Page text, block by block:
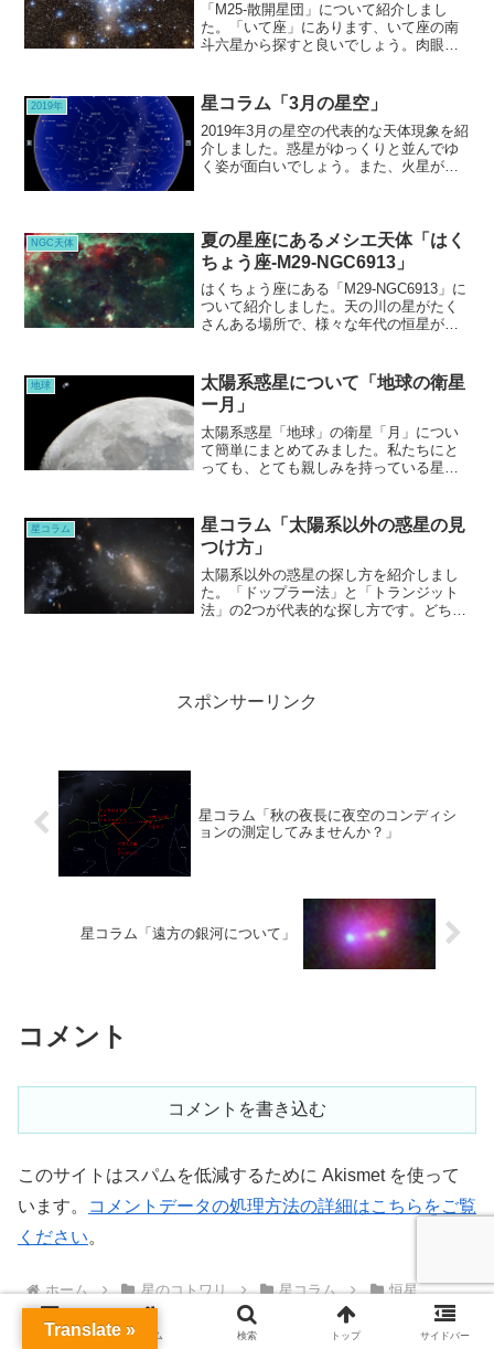
「M25-散開星団」について紹介しまし
た。「いて座」にあります、いて座の南
斗六星から探すと良いでしょう。肉眼で
鏡で見てください。
2019年 星コラム「3月の星空」
2019年3月の星空の代表的な天体現象を紹
介しました。惑星がゆっくりと並んでゆ
く姿が面白いでしょう。また、火星がプ
NGC天体
夏の星座にあるメシエ天体「はく
ちょう座-M29-NGC6913」
はくちょう座にある「M29-NGC6913」に
ついて紹介しました。天の川の星がたく
さんある場所で、様々な年代の恒星が、
真でしか、この色にならないのです。
地球
太陽系惑星について「地球の衛星
ー月」
太陽系惑星「地球」の衛星「月」につい
て簡単にまとめてみました。私たちにと
っても、とても親しみを持っている星
ます。
星コラム
星コラム「太陽系以外の惑星の見
つけ方」
太陽系以外の惑星の探し方を紹介しまし
た。「ドップラー法」と「トランジット
法」の2つが代表的な探し方です。どちら
スポンサーリンク
星コラム「秋の夜長に夜空のコンディシ
ョンの測定してみませんか？」
星コラム「遠方の銀河について」
コメント
コメントを書き込む
このサイトはスパムを低減するために Akismet を使って
います。
コメントデータの処理方法の詳細はこちらをご覧
ください。
ホーム 星のコトワリ 星コラム 恒星
メニュー ホーム 検索 トップ サイドバー
Translate »